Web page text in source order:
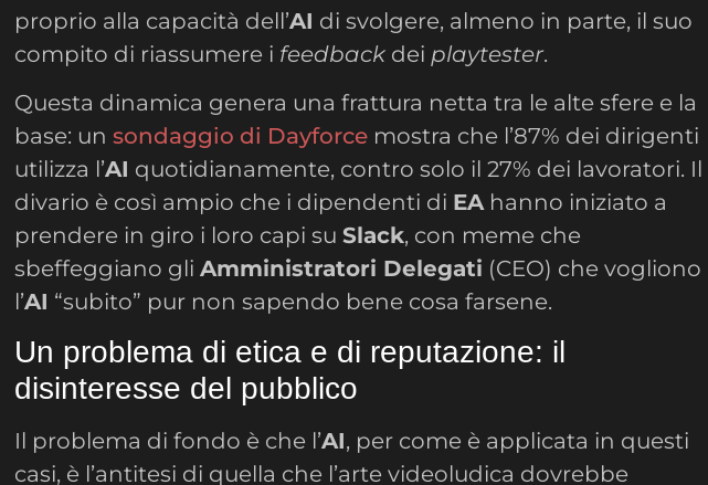
proprio alla capacità dell’AI di svolgere, almeno in parte, il suo
compito di riassumere i feedback dei playtester.
Questa dinamica genera una frattura netta tra le alte sfere e la
base: unsondaggio di Dayforce mostra che l’87% dei dirigenti
utilizza l’AI quotidianamente, contro solo il 27% dei lavoratori. Il
divario è così ampio che i dipendenti di EAhanno iniziato a
prendere in giro i loro capi suSlack, con meme che
sbeffeggiano gliAmministratori Delegati (CEO) che vogliono
l’AI “subito” pur non sapendo bene cosa farsene.
Un problema di etica e di reputazione: il
disinteresse del pubblico
Il problema di fondo è che l’AI, per come è applicata in questi
casi, è l’antitesi di quella che l’arte videoludica dovrebbe